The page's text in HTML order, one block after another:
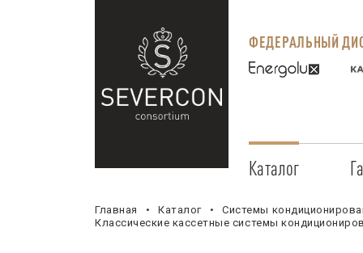
ФЕДЕРАЛЬНЫЙ
Каталог
Главная Каталог Системы
Классические кассетные системы